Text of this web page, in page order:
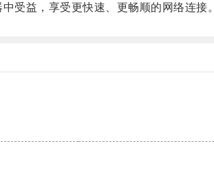
益，享受更快速、更畅顺的网络连接。